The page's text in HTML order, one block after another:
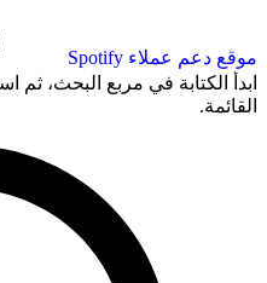
موقع دعم عملاء Spotify
القائمة.